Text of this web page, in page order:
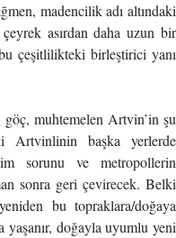
madencilik adı altındaki
asırdan daha uzun bir
çeşitlilikteki birleştirici yanı
göç, muhtemelen Artvin’in şu
Artvinlinin başka yerlerde
sorunu ve metropollerin
sonra geri çevirecek. Belki
bu topraklara/doğaya
yaşanır, doğayla uyumlu yeni